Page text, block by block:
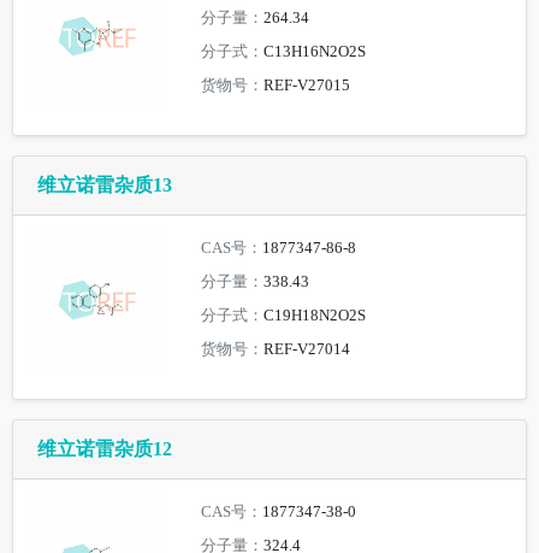
分子量：264.34
分子式：C13H16N2O2S
货物号：REF-V27015
维立诺雷杂质13
CAS号： 1877347-86-8
分子量：338.43
分子式：C19H18N2O2S
货物号：REF-V27014
维立诺雷杂质12
CAS号： 1877347-38-0
分子量：324.4